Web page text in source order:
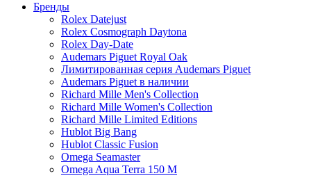
Бренды
Rolex Datejust
Rolex Cosmograph Daytona
Rolex Day-Date
Audemars Piguet Royal Oak
Лимитированная серия Audemars Piguet
Audemars Piguet в наличии
Richard Mille Men's Collection
Richard Mille Women's Collection
Richard Mille Limited Editions
Hublot Big Bang
Hublot Classic Fusion
Omega Seamaster
Omega Aqua Terra 150 M